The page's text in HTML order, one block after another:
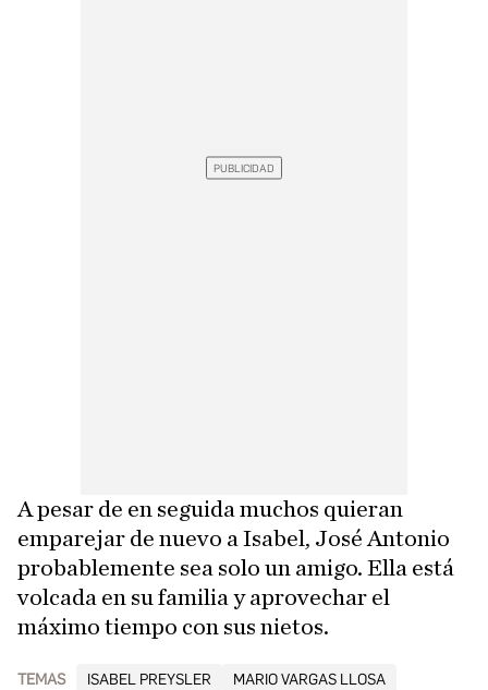
A pesar de en seguida muchos quieran
emparejar de nuevo a Isabel, José Antonio
probablemente sea solo un amigo. Ella está
volcada en su familia y aprovechar el
máximo tiempo con sus nietos.
TEMAS ISABEL PREYSLER MARIO VARGAS LLOSA